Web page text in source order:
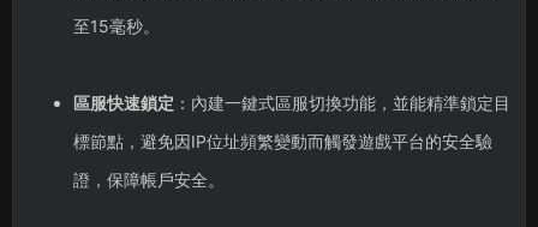
至15毫秒。
區服快速鎖定 ：內建一鍵式區服切換功能，並能精準鎖定目
標節點，避免因IP位址頻繁變動而觸發遊戲平台的安全驗
證，保障帳戶安全。